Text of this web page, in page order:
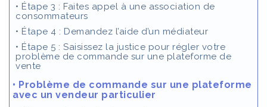
• Étape 3 : Faites appel à une association de
consommateurs
• Étape 4 : Demandez l’aide d’un médiateur
• Étape 5 : Saisissez la justice pour régler votre
problème de commande sur une plateforme de
vente
• Problème de commande sur une plateforme
avec un vendeur particulier